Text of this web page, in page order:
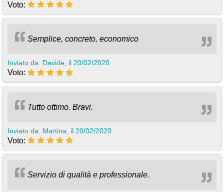
Voto:
Semplice, concreto, economico
Inviato da: Davide, il 20/02/2020
Voto:
Tutto ottimo. Bravi.
Inviato da: Martina, il 20/02/2020
Voto:
Servizio di qualità e professionale.